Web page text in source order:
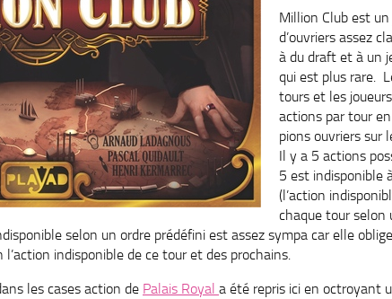
Million Club est
d’ouvriers assez
à du draft et à un
qui est plus rare.
tours et les
actions par tour
pions ouvriers sur
Il y a 5 actions
5 est indisponible
(l’action
chaque tour selon
selon un ordre prédéfini est assez sympa car elle
indisponible de ce tour et des prochains.
les cases action de Palais Royal a été repris ici en octroyant